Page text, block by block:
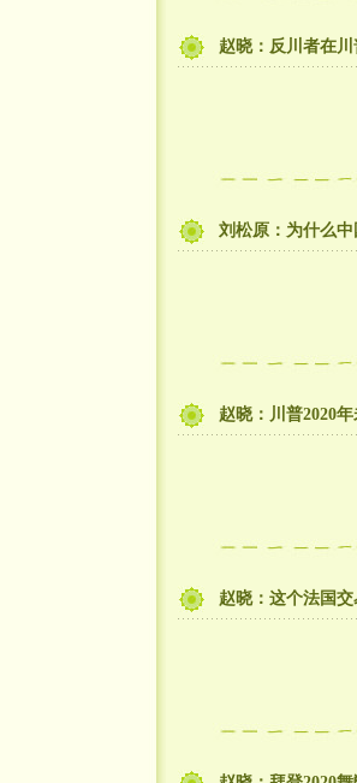
赵晓：反川者在
刘松原：为什么
赵晓：川普2020
赵晓：这个法国